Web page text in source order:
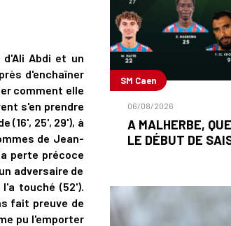
Abdi et un
d'enchaîner
comment elle
s'en prendre
(16', 25', 29'), à
de Jean-
perte précoce
adversaire de
touché (52').
fait preuve de
pu l'emporter
SM Caen
06/08/2026
A MALHERBE,
LE DÉBUT DE